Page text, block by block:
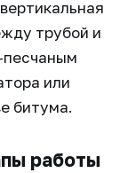
трубой и
или
битума.
работы